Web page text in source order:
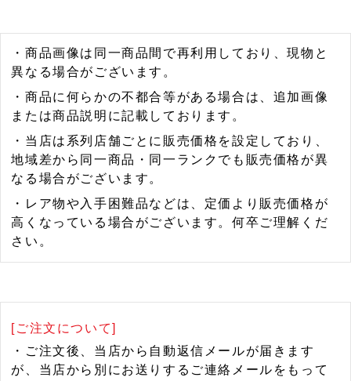
・商品画像は同一商品間で再利用しており、現物と
異なる場合がございます。
・商品に何らかの不都合等がある場合は、追加画像
または商品説明に記載しております。
・当店は系列店舗ごとに販売価格を設定しており、
地域差から同一商品・同一ランクでも販売価格が異
なる場合がございます。
・レア物や入手困難品などは、定価より販売価格が
高くなっている場合がございます。何卒ご理解くだ
さい。
[ご注文について]
・ご注文後、当店から自動返信メールが届きます
が、当店から別にお送りするご連絡メールをもって